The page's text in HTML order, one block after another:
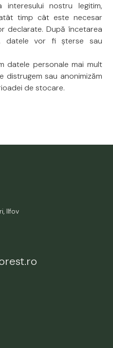
nostru legitim,
timp cât este necesar
declarate. După încetarea
datele vor fi șterse sau
datele personale mai mult
distrugem sau anonimizăm
de stocare.
Ilfov